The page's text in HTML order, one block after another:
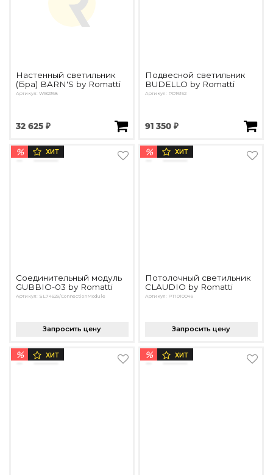
Настенный светильник
(Бра) BARN'S by Romatti
Артикул: WB2368
32 625 ₽
Подвесной светильник
BUDELLO by Romatti
Артикул: PD16152
91 350 ₽
% ХИТ
Соединительный модуль
GUBBIO-03 by Romatti
Артикул: SL74529/ConnectionModule
Запросить цену
% ХИТ
Потолочный светильник
CLAUDIO by Romatti
Артикул: PT1010049
Запросить цену
% ХИТ % ХИТ